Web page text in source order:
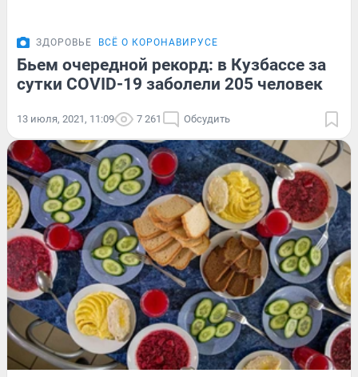
ЗДОРОВЬЕ ВСЁ О КОРОНАВИРУСЕ
Бьем очередной рекорд: в Кузбассе за
сутки COVID-19 заболели 205 человек
13 июля, 2021, 11:09 7 261 Обсудить